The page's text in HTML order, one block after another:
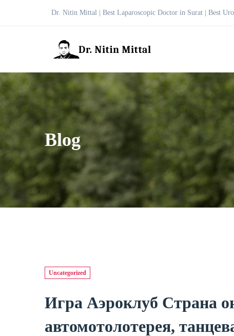
Dr. Nitin Mittal | Best Laparoscopic Doctor in Surat | Best
Blog
Uncategorized
Игра Аэроклуб Страна
автомотолотерея,